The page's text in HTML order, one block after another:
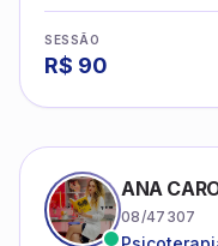
SESSÃO
R$ 90
ANA
08/47307